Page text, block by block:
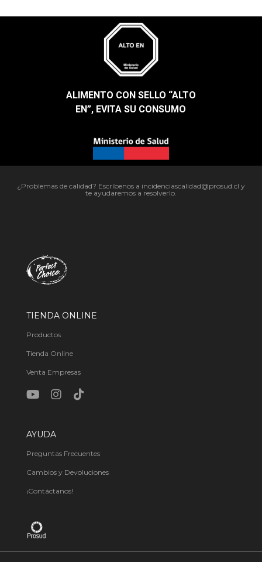
ALIMENTO CON SELLO “ALTO
EN”, EVITA SU CONSUMO​
¿Problemas de calidad? Escríbenos a incidenciascalidad@prosud.cl y
te ayudaremos a resolverlo.
TIENDA ONLINE
Productos
Tienda Online
Venta Empresas
AYUDA
Preguntas Frecuentes
Cambios y Devoluciones
¡Contáctanos!